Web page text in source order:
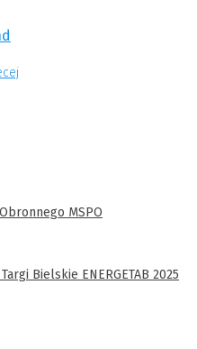
MSPO
Bielskie ENERGETAB 2025